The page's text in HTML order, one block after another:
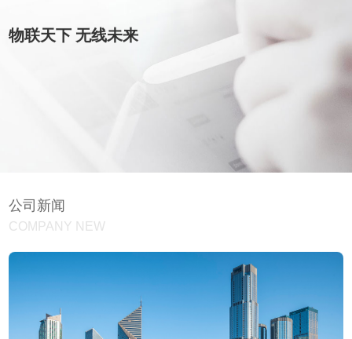
物联天下 无线未来
公司新闻
COMPANY NEW